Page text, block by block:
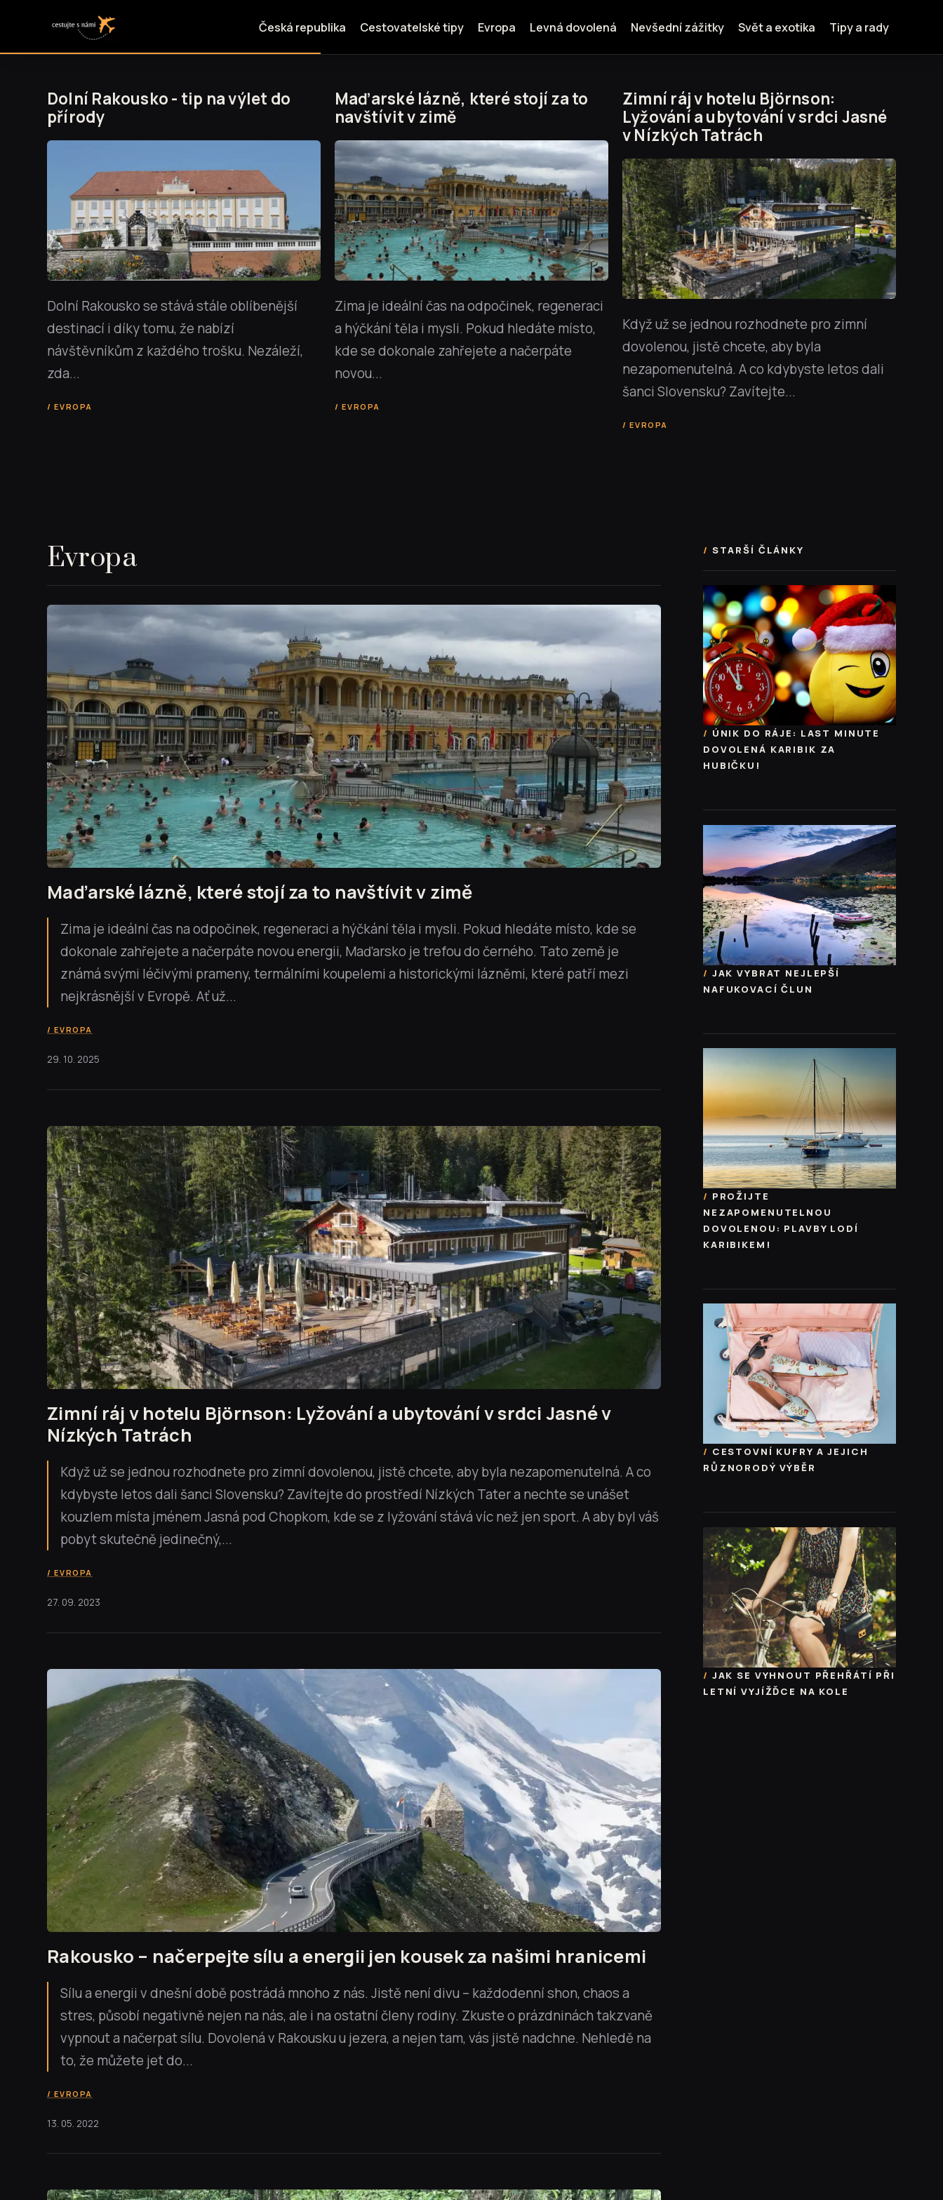
Česká republika Cestovatelské tipy Evropa Levná dovolená Nevšední zážitky Svět a exotika Tipy a rady
Dolní Rakousko - tip na výlet do
přírody
Dolní Rakousko se stává stále oblíbenější
destinací i díky tomu, že nabízí
návštěvníkům z každého trošku. Nezáleží,
zda...
EVROPA
Maďarské lázně, které stojí za to
navštívit v zimě
Zima je ideální čas na odpočinek, regeneraci
a hýčkání těla i mysli. Pokud hledáte místo,
kde se dokonale zahřejete a načerpáte
novou...
EVROPA
Zimní ráj v hotelu Björnson:
Lyžování a ubytování v srdci Jasné
v Nízkých Tatrách
Když už se jednou rozhodnete pro zimní
dovolenou, jistě chcete, aby byla
nezapomenutelná. A co kdybyste letos dali
šanci Slovensku? Zavítejte...
EVROPA
Evropa
Maďarské lázně, které stojí za to navštívit v zimě
Zima je ideální čas na odpočinek, regeneraci a hýčkání těla i mysli. Pokud hledáte místo, kde se
dokonale zahřejete a načerpáte novou energii, Maďarsko je trefou do černého. Tato země je
známá svými léčivými prameny, termálními koupelemi a historickými lázněmi, které patří mezi
nejkrásnější v Evropě. Ať už...
EVROPA
29. 10. 2025
Zimní ráj v hotelu Björnson: Lyžování a ubytování v srdci Jasné v
Nízkých Tatrách
Když už se jednou rozhodnete pro zimní dovolenou, jistě chcete, aby byla nezapomenutelná. A co
kdybyste letos dali šanci Slovensku? Zavítejte do prostředí Nízkých Tater a nechte se unášet
kouzlem místa jménem Jasná pod Chopkom, kde se z lyžování stává víc než jen sport. A aby byl váš
pobyt skutečně jedinečný,...
EVROPA
27. 09. 2023
Rakousko – načerpejte sílu a energii jen kousek za našimi hranicemi
Sílu a energii v dnešní době postrádá mnoho z nás. Jistě není divu – každodenní shon, chaos a
stres, působí negativně nejen na nás, ale i na ostatní členy rodiny. Zkuste o prázdninách takzvaně
vypnout a načerpat sílu. Dovolená v Rakousku u jezera, a nejen tam, vás jistě nadchne. Nehledě na
to, že můžete jet do...
EVROPA
13. 05. 2022
STARŠÍ ČLÁNKY
ÚNIK DO RÁJE: LAST MINUTE
DOVOLENÁ KARIBIK ZA
HUBIČKU!
JAK VYBRAT NEJLEPŠÍ
NAFUKOVACÍ ČLUN
PROŽIJTE
NEZAPOMENUTELNOU
DOVOLENOU: PLAVBY LODÍ
KARIBIKEM!
CESTOVNÍ KUFRY A JEJICH
RŮZNORODÝ VÝBĚR
JAK SE VYHNOUT PŘEHŘÁTÍ PŘI
LETNÍ VYJÍŽĎCE NA KOLE